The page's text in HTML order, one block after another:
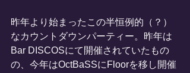
昨年より始まったこの半恒例的（？）
なカウントダウンパーティー。昨年は
Bar DISCOSにて開催されていたもの
の、今年はOctBaSSにFloorを移し開催